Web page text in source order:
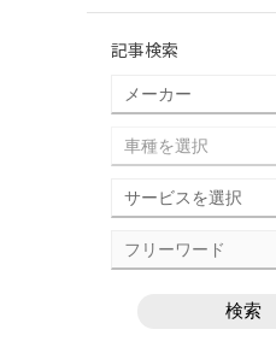
記事検索